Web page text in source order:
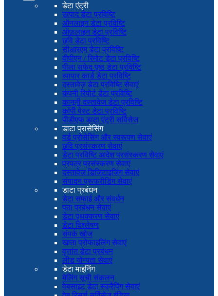
डेटा एंट्री
उत्पाद डेटा प्रविष्टि
ऑनलाइन डेटा प्रविष्टि
ऑफ़लाइन डेटा प्रविष्टि
छवि डेटा प्रविष्टि
सीआरएम डेटा प्रविष्टि
वीपीएन / रिमोट डेटा प्रविष्टि
पीला सफेद पृष्ठ डेटा प्रविष्टि
व्यापार कार्ड डेटा प्रविष्टि
दस्तावेज़ डेटा प्रविष्टि सेवाएं
कंपनी रिपोर्ट डेटा प्रविष्टि
कानूनी दस्तावेज डेटा प्रविष्टि
कॉपी पेस्ट डेटा प्रविष्टि
पीडीएफ डाटा एंट्री सर्विसेज
डाटा प्रासेसिंग
वर्ड प्रोसेसिंग और स्वरूपण सेवाएं
छवि प्रसंस्करण सेवाएं
डेटा प्रविष्टि आदेश प्रसंस्करण सेवाएं
प्रपत्र प्रसंस्करण सेवाएं
दस्तावेज़ डिजिटाइजिंग सेवाएं
संपादन प्रूफरीडिंग सेवाएं
डाटा प्रबंधन
डेटा सफाई और संवर्धन
पता प्रबंधन सेवाएं
डेटा पृथक्करण सेवाएं
डेटा विश्लेषण
संपर्क खोज
खाता प्रोफाइलिंग सेवाएं
वृत्तांत डेटा प्रबंधन
लीड योग्यता सेवाएं
डेटा माइनिंग
मेलिंग सूची संकलन
वेबसाइट डेटा स्क्रैपिंग सेवाएं